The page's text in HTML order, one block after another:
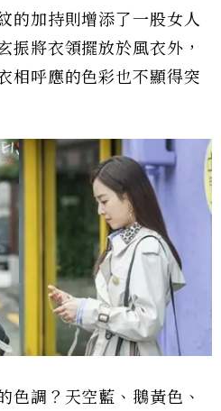
的加持則增添了一股女人
振將衣領擺放於風衣外，
相呼應的色彩也不顯得突
色調？天空藍、鵝黃色、